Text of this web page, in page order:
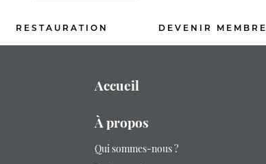
RESTAURATION DEVENIR MEMBRE
Accueil
À propos
Qui sommes-nous ?